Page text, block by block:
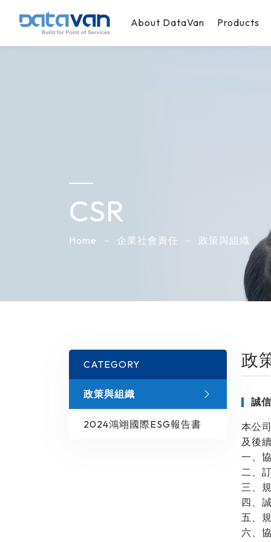
About DataVan Products
CSR
Home 企業社會責任 政策與組織
CATEGORY
政策與組織
2024鴻翊國際ESG報告書
政
誠
本公
及後
一、
二、
三、
四、
五、
六、